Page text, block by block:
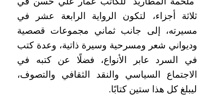
ثلاثة أجزاء، لتكون الرواية الرابعة عشر في
مسيرته، إلى جانب ثماني مجموعات قصصية
وديواني شعر ومسرحية وسيرة ذاتية، وعدة كتب
في السرد عابر الأنواع، فضلًا عن كتبه في
الاجتماع السياسي والنقد الثقافي والتصوف،
ليبلغ كل هذا ستين كتابًا.